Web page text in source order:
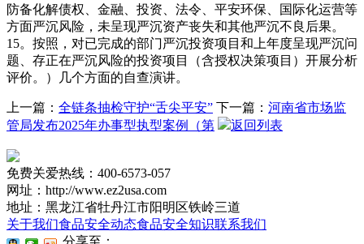
防备化解债权、金融、投资、法令、平安环保、国际化运营等
方面严沉风险，未呈现严沉资产丧失和其他严沉不良后果。
15。按照，对已完成的部门严沉投资项目和上年度呈现严沉问
题、存正在严沉风险的投资项目（含授权决策项目）开展分析
评价。）几个方面的自查演讲。
上一篇： 全链条抽检守护“舌尖平安” 下一篇： 河南省市场监
管局发布2025年办事型执型案例（第
返回列表
免费关爱热线：400-6573-057
网址：http://www.ez2usa.com
地址：黑龙江省牡丹江市阳明区铁岭三道
关于我们食品安全动态食品安全知识联系我们
分享至：